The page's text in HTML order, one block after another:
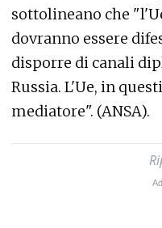
sottolineano che
dovranno essere
disporre di canali
Russia. L'Ue, in
mediatore". (ANSA).